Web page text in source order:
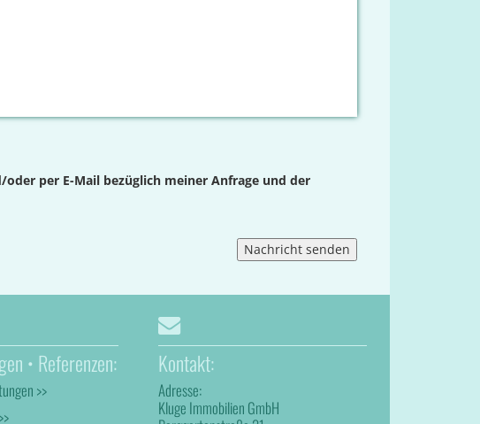
per E-Mail bezüglich meiner Anfrage und der
• Referenzen:
>>
Kontakt:
Adresse:
Kluge Immobilien GmbH